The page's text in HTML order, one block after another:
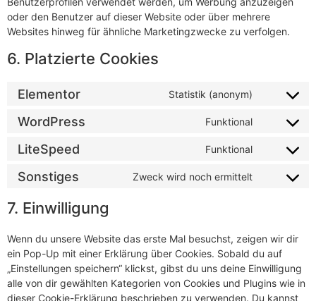
oder den Benutzer auf dieser Website oder über mehrere
Websites hinweg für ähnliche Marketingzwecke zu verfolgen.
6. Platzierte Cookies
Elementor Statistik (anonym)
WordPress Funktional
LiteSpeed Funktional
Sonstiges Zweck wird noch ermittelt
7. Einwilligung
Wenn du unsere Website das erste Mal besuchst, zeigen wir dir
ein Pop-Up mit einer Erklärung über Cookies. Sobald du auf
„Einstellungen speichern“ klickst, gibst du uns deine Einwilligung
alle von dir gewählten Kategorien von Cookies und Plugins wie in
dieser Cookie-Erklärung beschrieben zu verwenden. Du kannst